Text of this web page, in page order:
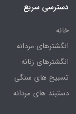
دسترسی سریع
خانه
انگشترهای مردانه
انگشترهای زنانه
تسبیح های سنگی
دستبند های مردانه